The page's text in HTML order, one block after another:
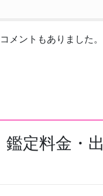
メントもありました。
定料金・出